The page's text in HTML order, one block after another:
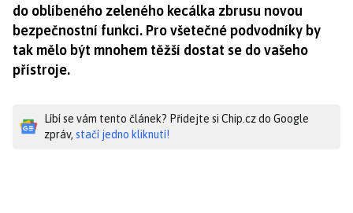
do oblíbeného zeleného kecálka zbrusu novou
bezpečnostní funkci. Pro všetečné podvodníky by
tak mělo být mnohem těžší dostat se do vašeho
přístroje.
Líbí se vám tento článek? Přidejte si Chip.cz do Google
zpráv, stačí jedno kliknutí!